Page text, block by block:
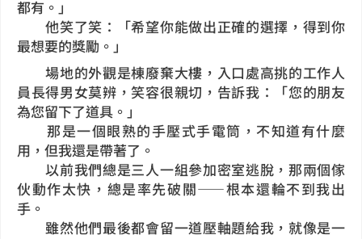
都有。」
他笑了笑：「希望你能做出正確的選擇，得到你
最想要的獎勵。」
場地的外觀是棟廢棄大樓，入口處高挑的工作人
員長得男女莫辨，笑容很親切，告訴我：「您的朋友
為您留下了道具。」
那是一個眼熟的手壓式手電筒，不知道有什麼
用，但我還是帶著了。
以前我們總是三人一組參加密室逃脫，那兩個傢
伙動作太快，總是率先破關——根本還輪不到我出
手。
雖然他們最後都會留一道壓軸題給我，就像是一